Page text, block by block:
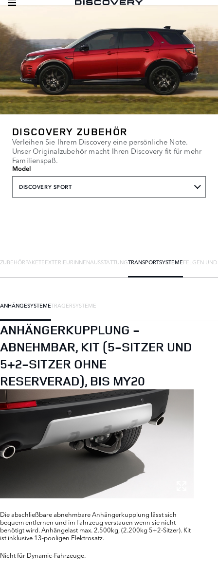
DISCOVERY ZUBEHÖR
Verleihen Sie Ihrem Discovery eine persönliche Note.
Unser Originalzubehör macht Ihren Discovery fit für mehr
Familienspaß.
Model
DISCOVERY SPORT
ZUBEHÖRPAKETEEXTERIEURINNENAUSSTATTUNGTRANSPORTSYSTEMEFELGEN
ANHÄNGESYSTEMETRÄGERSYSTEME
ANHÄNGERKUPPLUNG -
ABNEHMBAR, KIT (5-SITZER UND
5+2-SITZER OHNE
RESERVERAD), BIS MY20
Die abschließbare abnehmbare Anhängerkupplung lässt sich
bequem entfernen und im Fahrzeug verstauen wenn sie nicht
benötigt wird. Anhängelast max. 2.500kg, (2.200kg 5+2-Sitzer). Kit
ist inklusive 13-pooligen Elektrosatz.
Nicht für Dynamic-Fahrzeuge.